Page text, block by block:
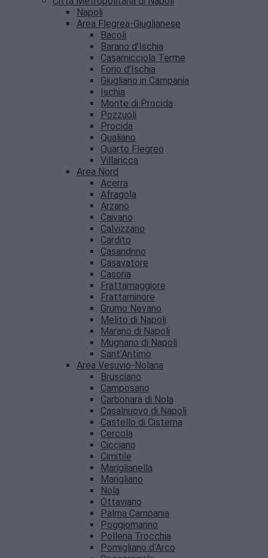
Napoli
Area Flegrea-Giuglianese
Bacoli
Barano d’Ischia
Casamicciola Terme
Forio d’Ischia
Giugliano in Campania
Ischia
Monte di Procida
Pozzuoli
Procida
Qualiano
Quarto Flegreo
Villaricca
Area Nord
Acerra
Afragola
Arzano
Caivano
Calvizzano
Cardito
Casandrino
Casavatore
Casoria
Frattamaggiore
Frattaminore
Grumo Nevano
Melito di Napoli
Marano di Napoli
Mugnano di Napoli
Sant’Antimo
Area Vesuvio-Nolana
Brusciano
Camposano
Carbonara di Nola
Casalnuovo di Napoli
Castello di Cisterna
Cercola
Cicciano
Cimitile
Mariglianella
Marigliano
Nola
Ottaviano
Palma Campania
Poggiomarino
Pollena Trocchia
Pomigliano d’Arco